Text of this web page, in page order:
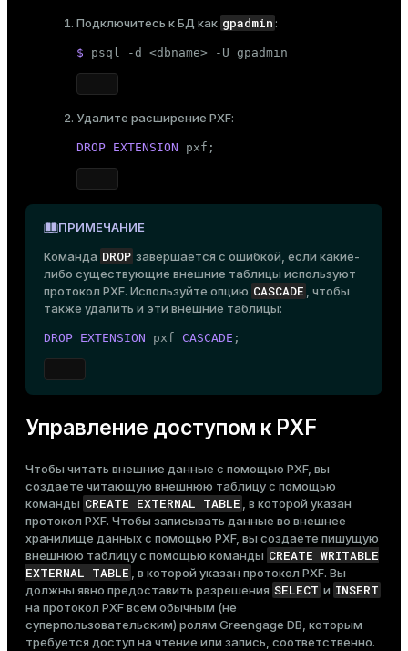
Подключитесь к БД как gpadmin:
$ psql -d <dbname> -U gpadmin
Удалите расширение PXF:
DROP EXTENSION pxf;
ПРИМЕЧАНИЕ
Команда DROP завершается с ошибкой, если какие-
либо существующие внешние таблицы используют
протокол PXF. Используйте опцию CASCADE , чтобы
также удалить и эти внешние таблицы:
DROP EXTENSION pxf CASCADE ;
Управление доступом к PXF
Чтобы читать внешние данные с помощью PXF, вы
создаете читающую внешнюю таблицус помощью
команды CREATE EXTERNAL TABLE , в которой указан
протокол PXF. Чтобы записывать данные во внешнее
хранилище данных с помощью PXF, вы создаете пишущую
внешнюю таблицу с помощью команды CREATE WRITABLE
EXTERNAL TABLE , в которой указан протокол PXF. Вы
должны явно предоставить разрешения SELECT и INSERT
на протокол PXF всем обычным (не
суперпользовательским) ролям Greengage DB, которым
требуется доступ на чтение или запись, соответственно.